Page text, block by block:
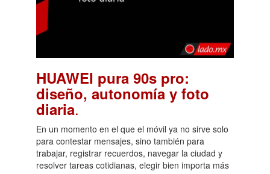
HUAWEI pura 90s pro:
diseño, autonomía y foto
diaria.
En un momento en el que el móvil ya no sirve solo
para contestar mensajes, sino también para
trabajar, registrar recuerdos, navegar la ciudad y
resolver tareas cotidianas, elegir bien importa más